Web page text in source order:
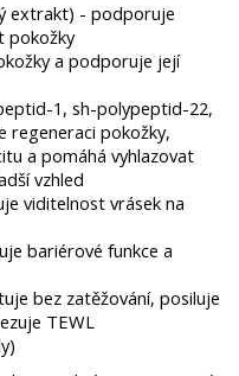
extrakt) - podporuje
pokožky
a podporuje její
1, sh-polypeptid-22,
pokožky,
a pomáhá vyhlazovat
vzhled
viditelnost vrásek na
bariérové funkce a
bez zatěžování, posiluje
TEWL